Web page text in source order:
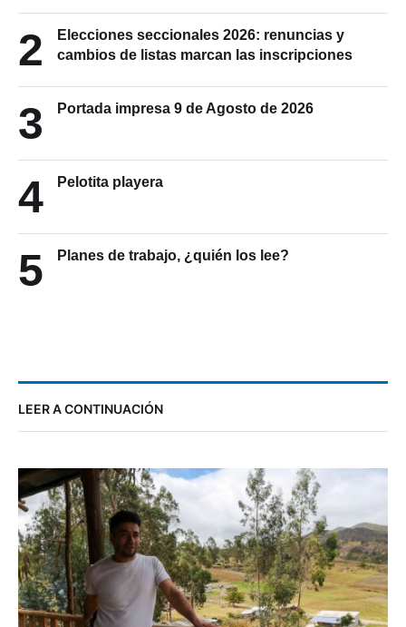
2
Elecciones seccionales 2026: renuncias y
cambios de listas marcan las inscripciones
3 Portada impresa 9 de Agosto de 2026
4 Pelotita playera
5 Planes de trabajo, ¿quién los lee?
LEER A CONTINUACIÓN